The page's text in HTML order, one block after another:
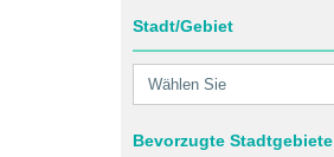
Stadt/Gebiet
Bevorzugte Stadtgebiete